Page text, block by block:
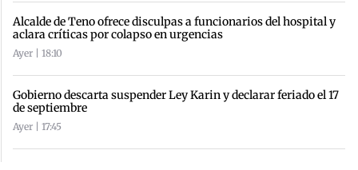
Alcalde de Teno ofrece disculpas a funcionarios del hospital y
aclara críticas por colapso en urgencias
Ayer | 18:10
Gobierno descarta suspender Ley Karin y declarar feriado el 17
de septiembre
Ayer | 17:45